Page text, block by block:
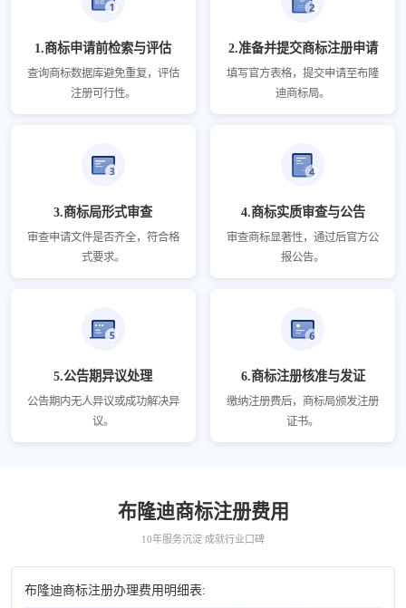
1.商标申请前检索与评估
查询商标数据库避免重复，评估
注册可行性。
2.准备并提交商标注册申请
填写官方表格，提交申请至布隆
迪商标局。
3.商标局形式审查
审查申请文件是否齐全，符合格
式要求。
4.商标实质审查与公告
审查商标显著性，通过后官方公
报公告。
5.公告期异议处理
公告期内无人异议或成功解决异
议。
6.商标注册核准与发证
缴纳注册费后，商标局颁发注册
证书。
布隆迪商标注册费用
10年服务沉淀 成就行业口碑
布隆迪商标注册办理费用明细表: